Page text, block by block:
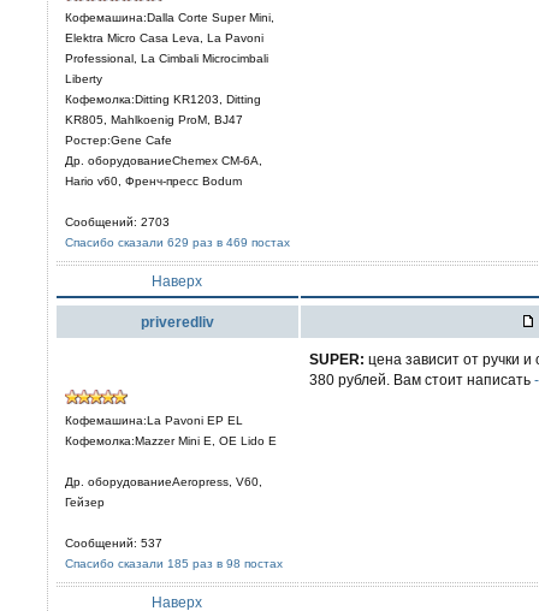
Кофемашина:Dalla Corte Super Mini,
Elektra Micro Casa Leva, La Pavoni
Professional, La Cimbali Microcimbali
Liberty
Кофемолка:Ditting KR1203, Ditting
KR805, Mahlkoenig ProM, BJ47
Ростер:Gene Cafe
Др. оборудованиеChemex CM-6A,
Hario v60, Френч-пресс Bodum
Сообщений: 2703
Спасибо сказали 629 раз в 469 постах
Наверх
priveredliv
Кофемашина:La Pavoni EP EL
Кофемолка:Mazzer Mini E, OE Lido E
Др. оборудованиеAeropress, V60,
Гейзер
Сообщений: 537
Спасибо сказали 185 раз в 98 постах
SUPER: цена зависит от ручки
380 рублей. Вам стоит написать
Наверх